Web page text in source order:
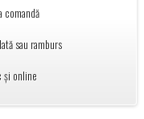
sau ramburs
și online